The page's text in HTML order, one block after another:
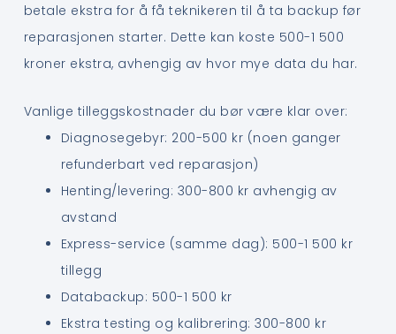
betale ekstra for å få teknikeren til å ta backup før
reparasjonen starter. Dette kan koste 500-1 500
kroner ekstra, avhengig av hvor mye data du har.
Vanlige tilleggskostnader du bør være klar over:
Diagnosegebyr: 200-500 kr (noen ganger
refunderbart ved reparasjon)
Henting/levering: 300-800 kr avhengig av
avstand
Express-service (samme dag): 500-1 500 kr
tillegg
Databackup: 500-1 500 kr
Ekstra testing og kalibrering: 300-800 kr